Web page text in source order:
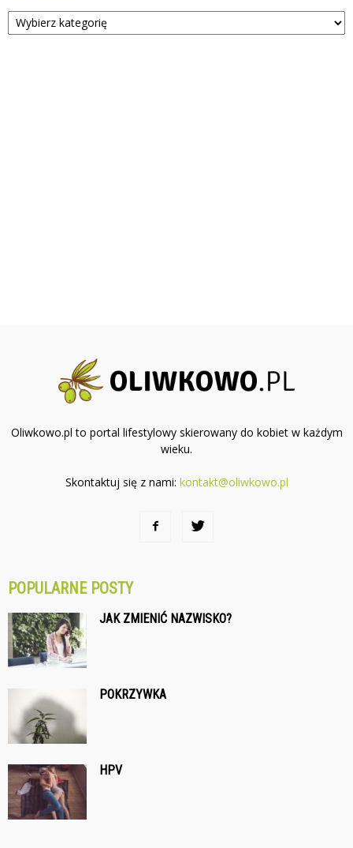
Kategorie
Oliwkowo.pl to portal lifestylowy skierowany do kobiet w każdym
wieku.
Skontaktuj się z nami: kontakt@oliwkowo.pl
POPULARNE POSTY
JAK ZMIENIĆ NAZWISKO?
POKRZYWKA
HPV